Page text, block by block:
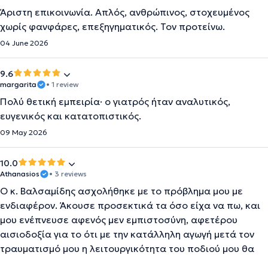
Άριστη επικοινωνία. Απλός, ανθρώπινος, στοχευμένος
χωρίς φανφάρες, επεξηγηματικός. Τον προτείνω.
04 June 2026
9.6
margarita • 1 review
Πολύ θετική εμπειρία· ο γιατρός ήταν αναλυτικός,
ευγενικός και κατατοπιστικός.
09 May 2026
10.0
Athanasios • 3 reviews
Ο κ. Βαλσαμίδης ασχολήθηκε με το πρόβλημα μου με
ενδιαφέρον. Άκουσε προσεκτικά τα όσο είχα να πω, και
μου ενέπνευσε αφενός μεν εμπιστοσύνη, αφετέρου
αισιοδοξία για το ότι με την κατάλληλη αγωγή μετά τον
τραυματισμό μου η λειτουργικότητα του ποδιού μου θα